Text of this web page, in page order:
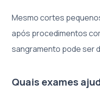
Mesmo cortes
após procedimentos
sangramento pode ser
Quais exames